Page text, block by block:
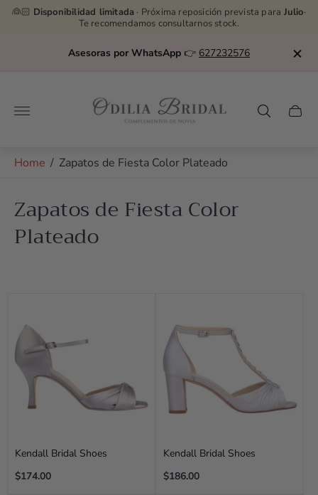
👰🏻 Disponibilidad limitada · Próxima reposición prevista para Julio·
Te recomendamos consultarnos stock.
Asesoras por WhatsApp 👉 627232576
Store
logo"
Cart
Home / Zapatos de Fiesta Color Plateado
Zapatos de Fiesta Color
Plateado
Kendall Bridal Shoes
Regular
$174.00
Kendall Bridal Shoes
Regular
$186.00